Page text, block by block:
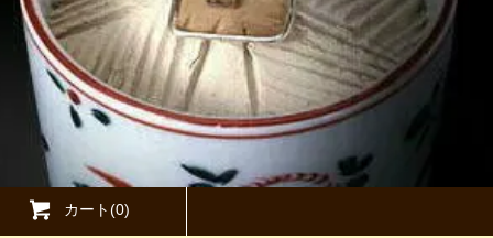
カート(0)